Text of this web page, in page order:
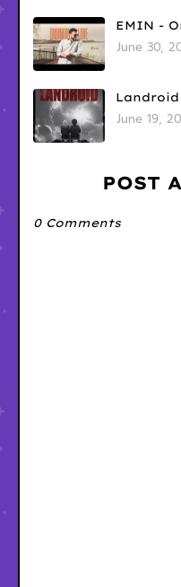
EMIN -
June 30,
June 19,
POST
0 Comments